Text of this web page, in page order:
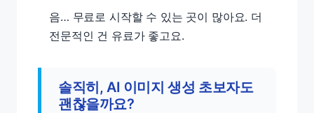
음… 무료로 시작할 수 있는 곳이 많아요. 더
전문적인 건 유료가 좋고요.
솔직히, AI 이미지 생성 초보자도
괜찮을까요?